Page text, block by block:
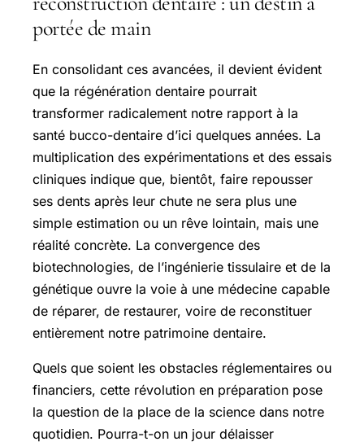
portée de main
En consolidant ces avancées, il devient évident
que la régénération dentaire pourrait
transformer radicalement notre rapport à la
santé bucco-dentaire d’ici quelques années. La
multiplication des expérimentations et des essais
cliniques indique que, bientôt, faire repousser
ses dents après leur chute ne sera plus une
simple estimation ou un rêve lointain, mais une
réalité concrète. La convergence des
biotechnologies, de l’ingénierie tissulaire et de la
génétique ouvre la voie à une médecine capable
de réparer, de restaurer, voire de reconstituer
entièrement notre patrimoine dentaire.
Quels que soient les obstacles réglementaires ou
financiers, cette révolution en préparation pose
la question de la place de la science dans notre
quotidien. Pourra-t-on un jour délaisser